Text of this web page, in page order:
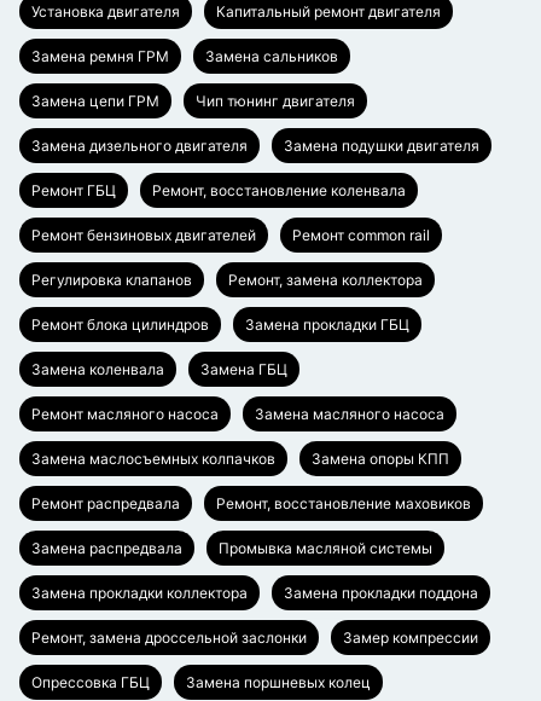
Установка двигателя Капитальный ремонт двигателя
Замена ремня ГРМ Замена сальников
Замена цепи ГРМ Чип тюнинг двигателя
Замена дизельного двигателя Замена подушки двигателя
Ремонт ГБЦ Ремонт, восстановление коленвала
Ремонт бензиновых двигателей Ремонт common rail
Регулировка клапанов Ремонт, замена коллектора
Ремонт блока цилиндров Замена прокладки ГБЦ
Замена коленвала Замена ГБЦ
Ремонт масляного насоса Замена масляного насоса
Замена маслосъемных колпачков Замена опоры КПП
Ремонт распредвала Ремонт, восстановление маховиков
Замена распредвала Промывка масляной системы
Замена прокладки коллектора Замена прокладки поддона
Ремонт, замена дроссельной заслонки Замер компрессии
Опрессовка ГБЦ Замена поршневых колец